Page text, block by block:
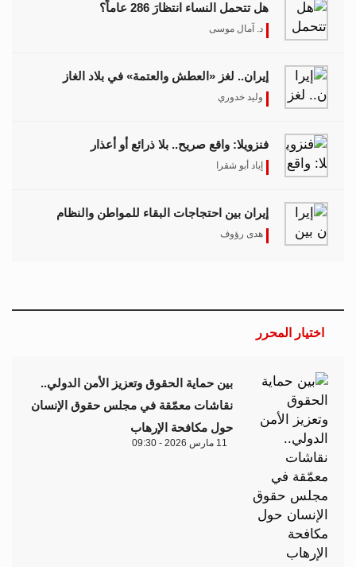
هل تتحمل النساء انتظارَ 286 عاماً؟
د. آمال موسى
إيران.. لغز «العطش والعتمة» في بلاد الغاز
وليد خدوري
فنزويلا: واقع صريح.. بلا ذرائع أو أعذار
إياد أبو شقرا
إيران بين احتجاجات البقاء للمواطن والنظام
هدى رؤوف
اختيار المحرر
بين حماية الحقوق وتعزيز الأمن الدولي..
نقاشات معمّقة في مجلس حقوق الإنسان
حول مكافحة الإرهاب
11 مارس 2026 - 09:30